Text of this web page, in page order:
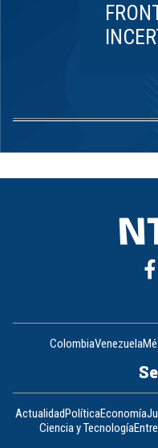
1
8
ColombiaVenezuela
ActualidadPolíticaEconomía
Ciencia y Tecnología